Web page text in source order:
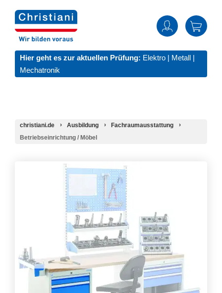
Hier geht es zur aktuellen Prüfung: Elektro | Metall |
Mechatronik
christiani.de Ausbildung
Fachraumausstattung
Betriebseinrichtung / Möbel